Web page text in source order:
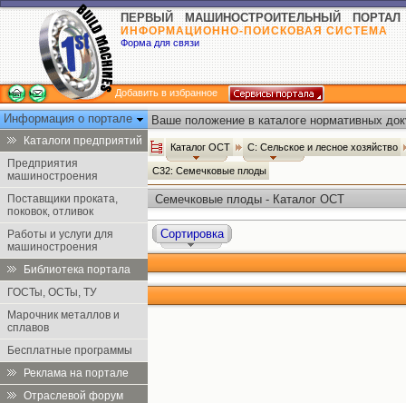
ПЕРВЫЙ МАШИНОСТРОИТЕЛЬНЫЙ ПОРТАЛ
ИНФОРМАЦИОННО-ПОИСКОВАЯ СИСТЕМА
Форма для связи
Добавить в избранное
Информация о портале
Каталоги предприятий
Предприятия
машиностроения
Поставщики проката,
поковок, отливок
Работы и услуги для
машиностроения
Библиотека портала
ГОСТы, ОСТы, ТУ
Марочник металлов и
сплавов
Бесплатные программы
Реклама на портале
Отраслевой форум
Ваше положение в каталоге нормативных
Каталог ОСТ С: Сельское и лесное хозяйство
С32: Семечковые плоды
Семечковые плоды - Каталог ОСТ
Сортировка